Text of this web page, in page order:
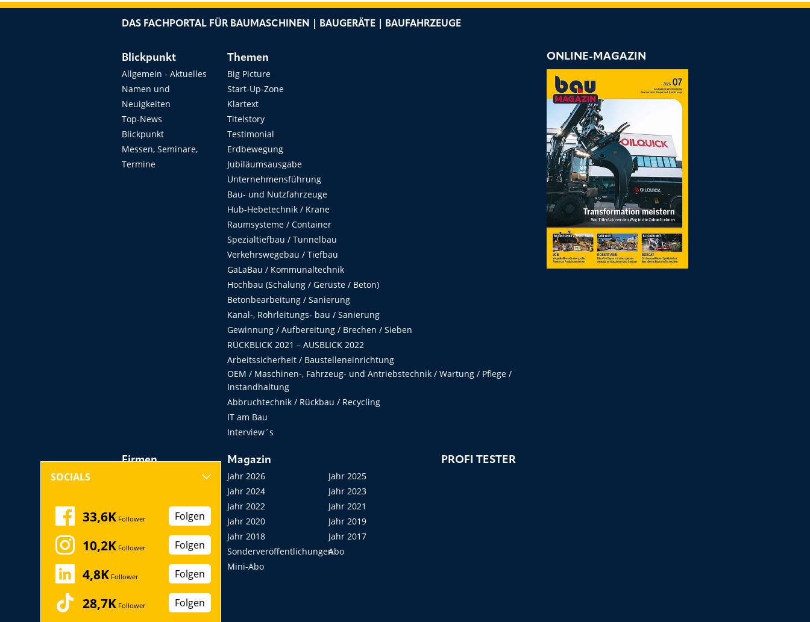
DAS FACHPORTAL FÜR BAUMASCHINEN | BAUGERÄTE | BAUFAHRZEUGE
Blickpunkt
Allgemein - Aktuelles
Namen und
Neuigkeiten
Top-News
Blickpunkt
Messen, Seminare,
Termine
Themen
Big Picture
Start-Up-Zone
Klartext
Titelstory
Testimonial
Erdbewegung
Jubiläumsausgabe
Unternehmensführung
Bau- und Nutzfahrzeuge
Hub-Hebetechnik / Krane
Raumsysteme / Container
Spezialtiefbau / Tunnelbau
Verkehrswegebau / Tiefbau
GaLaBau / Kommunaltechnik
Hochbau (Schalung / Gerüste / Beton)
Betonbearbeitung / Sanierung
Kanal-, Rohrleitungs- bau / Sanierung
Gewinnung / Aufbereitung / Brechen / Sieben
RÜCKBLICK 2021 – AUSBLICK 2022
Arbeitssicherheit / Baustelleneinrichtung
OEM / Maschinen-, Fahrzeug- und Antriebstechnik / Wartung / Pflege /
Instandhaltung
Abbruchtechnik / Rückbau / Recycling
IT am Bau
Interview´s
Firmen
Messen, Seminare,
Kongresse
Startup
Magazin
Jahr 2026
Jahr 2025
Jahr 2024
Jahr 2023
Jahr 2022
Jahr 2021
Jahr 2020
Jahr 2019
Jahr 2018
Jahr 2017
SonderveröffentlichungenAbo
Mini-Abo
PROFI TESTER
ONLINE-MAGAZIN
SOCIALS
33,6K Follower Folgen
10,2K Follower Folgen
4,8K Follower Folgen
28,7K Follower Folgen